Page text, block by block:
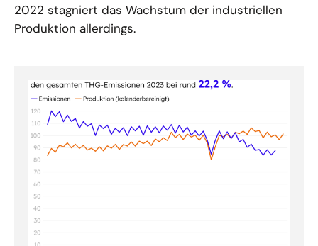
2022 stagniert das Wachstum der industriellen
Produktion allerdings.